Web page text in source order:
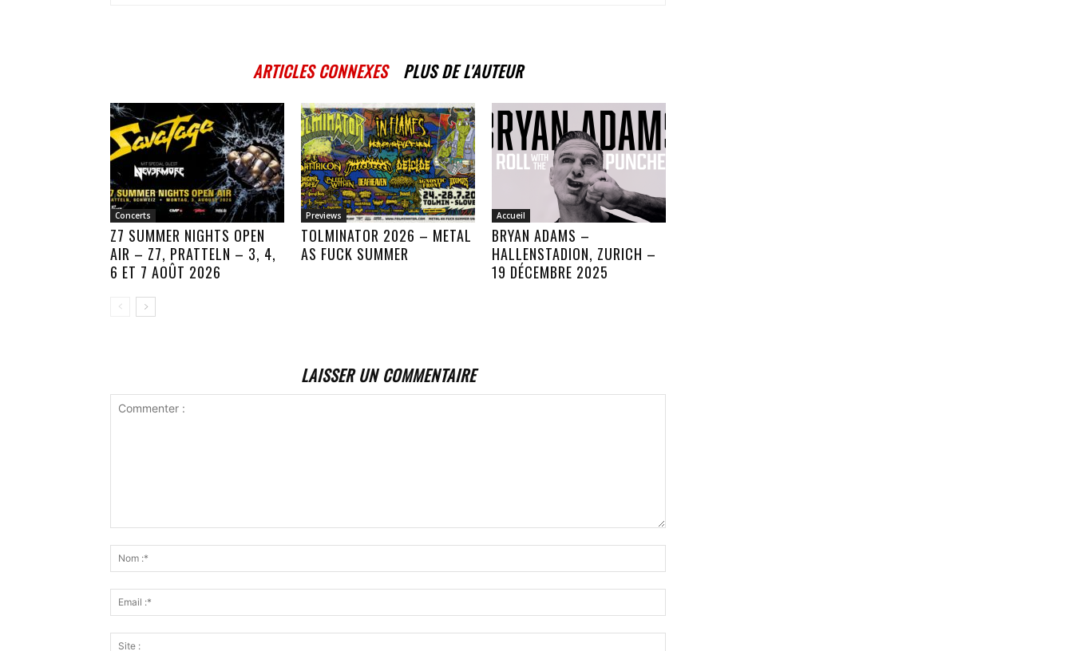
ARTICLES CONNEXES PLUS DE L'AUTEUR
Concerts
Z7 SUMMER NIGHTS OPEN
AIR – Z7, PRATTELN – 3, 4,
6 ET 7 AOÛT 2026
Previews
TOLMINATOR 2026 – METAL
AS FUCK SUMMER
Accueil
BRYAN ADAMS –
HALLENSTADION, ZURICH –
19 DÉCEMBRE 2025
LAISSER UN COMMENTAIRE